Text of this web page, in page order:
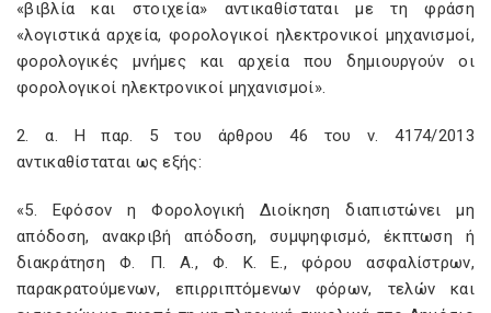
«βιβλία και στοιχεία» αντικαθίσταται με τη φράση
«λογιστικά αρχεία, φορολογικοί ηλεκτρονικοί μηχανισμοί,
φορολογικές μνήμες και αρχεία που δημιουργούν οι
φορολογικοί ηλεκτρονικοί μηχανισμοί».
2. α. Η παρ. 5 του άρθρου 46 του ν. 4174/2013
αντικαθίσταται ως εξής:
«5. Εφόσον η Φορολογική Διοίκηση διαπιστώνει μη
απόδοση, ανακριβή απόδοση, συμψηφισμό, έκπτωση ή
διακράτηση Φ. Π. Α., Φ. Κ. Ε., φόρου ασφαλίστρων,
παρακρατούμενων, επιρριπτόμενων φόρων, τελών και